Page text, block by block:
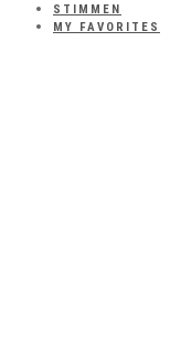
STIMMEN
MY FAVORITES